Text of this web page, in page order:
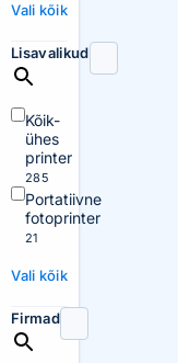
Vali kõik
Lisavalikud
Kõik-
ühes
printer
285
Portatiivne
fotoprinter
21
Vali kõik
Firmad